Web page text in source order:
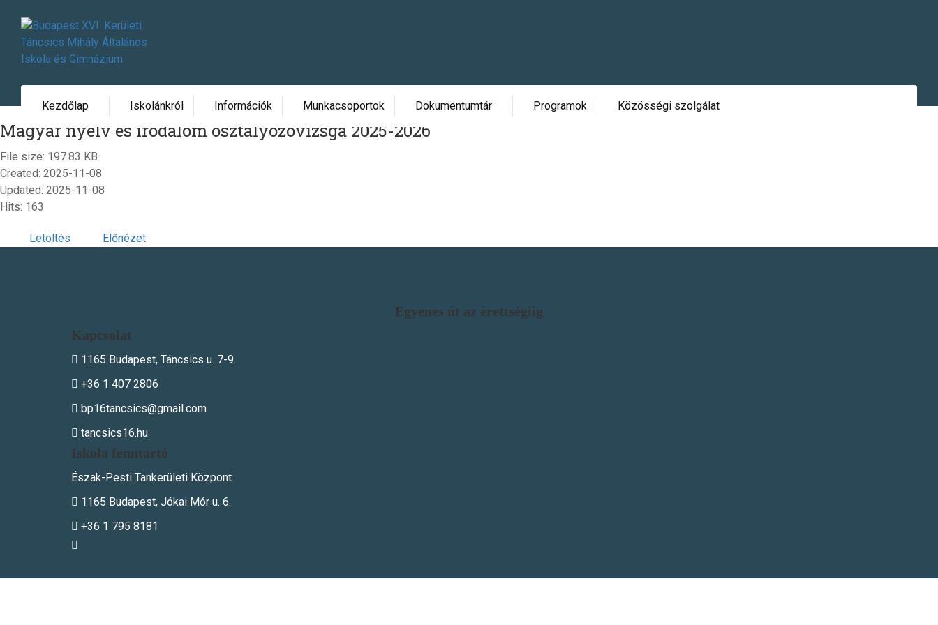
Kezdőlap Iskolánkról Információk Munkacsoportok Dokumentumtár Programok Közösségi szolgálat
Magyar nyelv és irodalom osztályozóvizsga 2025-2026
File size: 197.83 KB
Created: 2025-11-08
Updated: 2025-11-08
Hits: 163
Letöltés Előnézet
Egyenes út az érettségiig
Kapcsolat
1165 Budapest, Táncsics u. 7-9.
+36 1 407 2806
bp16tancsics@gmail.com
tancsics16.hu
Iskola fenntartó
Észak-Pesti Tankerületi Központ
1165 Budapest, Jókai Mór u. 6.
+36 1 795 8181